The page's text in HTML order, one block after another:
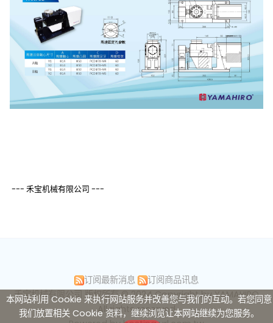
--- 禾宝机械有限公司 ---
订阅最新消息
订阅商品讯息
禾宝机械有限公司 版权所有 © 2024 Copyright by YAMAHIRO
All rights reserved
本网站利用 Cookie 来执行网站服务并改善您与我们的互动。若您同意
我们放置相关 Cookie 资料，继续浏览让本网站继续为您服务。